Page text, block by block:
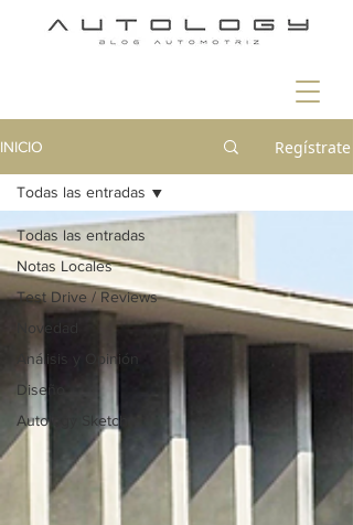
INICIO Regístrate
Todas las entradas
Notas Locales
Test Drive / Reviews
Novedad
Análisis y Opinión
Diseño
Autology Sketch
Todas las entradas